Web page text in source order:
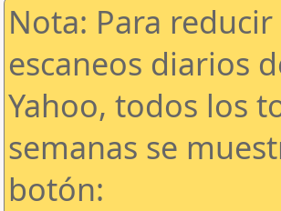
Nota: Para
escaneos diarios
Yahoo, todos los
semanas se
botón: